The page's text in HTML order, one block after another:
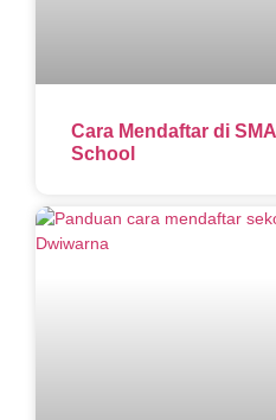
Cara Mendaftar di
School